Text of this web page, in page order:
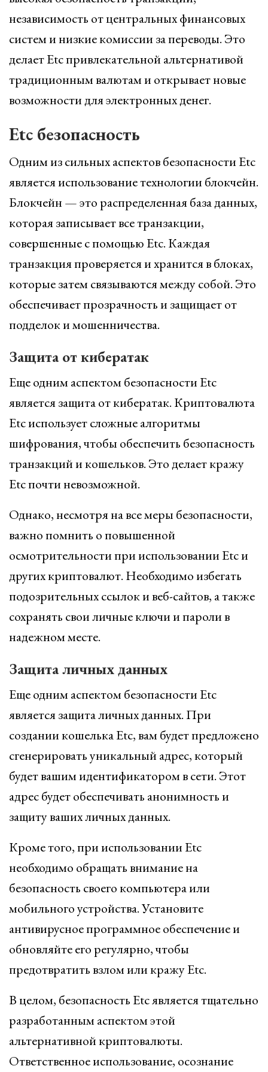
независимость от центральных финансовых
систем и низкие комиссии за переводы. Это
делает Etc привлекательной альтернативой
традиционным валютам и открывает новые
возможности для электронных денег.
Etc безопасность
Одним из сильных аспектов безопасности Etc
является использование технологии блокчейн.
Блокчейн — это распределенная база данных,
которая записывает все транзакции,
совершенные с помощью Etc. Каждая
транзакция проверяется и хранится в блоках,
которые затем связываются между собой. Это
обеспечивает прозрачность и защищает от
подделок и мошенничества.
Защита от кибератак
Еще одним аспектом безопасности Etc
является защита от кибератак. Криптовалюта
Etc использует сложные алгоритмы
шифрования, чтобы обеспечить безопасность
транзакций и кошельков. Это делает кражу
Etc почти невозможной.
Однако, несмотря на все меры безопасности,
важно помнить о повышенной
осмотрительности при использовании Etc и
других криптовалют. Необходимо избегать
подозрительных ссылок и веб-сайтов, а также
сохранять свои личные ключи и пароли в
надежном месте.
Защита личных данных
Еще одним аспектом безопасности Etc
является защита личных данных. При
создании кошелька Etc, вам будет предложено
сгенерировать уникальный адрес, который
будет вашим идентификатором в сети. Этот
адрес будет обеспечивать анонимность и
защиту ваших личных данных.
Кроме того, при использовании Etc
необходимо обращать внимание на
безопасность своего компьютера или
мобильного устройства. Установите
антивирусное программное обеспечение и
обновляйте его регулярно, чтобы
предотвратить взлом или кражу Etc.
В целом, безопасность Etc является тщательно
разработанным аспектом этой
альтернативной криптовалюты.
Ответственное использование, осознание